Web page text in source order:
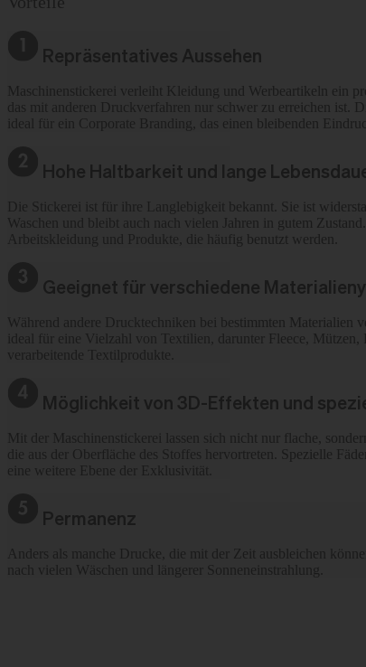
Repräsentatives Aussehen
Maschinenstickerei verleiht Kleidung und Werbeartikeln ein
das mit anderen Druckverfahren nur schwer zu erreichen ist.
ideal für ein Corporate Branding, das einen bleibenden
Hohe Haltbarkeit und lange
Die Stickerei ist für ihre Langlebigkeit bekannt. Sie ist
Waschen und bleibt auch nach vielen Jahren in gutem
Arbeitskleidung und Produkte, die häufig benutzt werden.
Geeignet für verschiedene Materialieny
Während andere Drucktechniken bei bestimmten Materialien
ideal für eine Vielzahl von Textilien, darunter Fleece, Mützen,
verarbeitende Textilprodukte.
Möglichkeit von 3D-Effekten und
Mit der Maschinenstickerei lassen sich nicht nur flache,
die aus der Oberfläche des Stoffes hervortreten. Spezielle
eine weitere Ebene der Exklusivität.
Permanenz
Anders als manche Drucke, die mit der Zeit ausbleichen
nach vielen Wäschen und längerer Sonneneinstrahlung.